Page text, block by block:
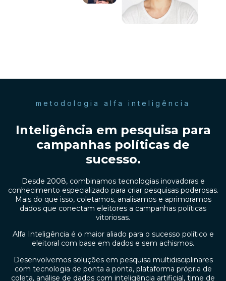
metodologia alfa inteligência
Inteligência em pesquisa para
campanhas políticas de
sucesso.
Desde 2008, combinamos tecnologias inovadoras e
conhecimento especializado para criar pesquisas poderosas.
Mais do que isso, coletamos, analisamos e aprimoramos
dados que conectam eleitores a campanhas políticas
vitoriosas.
Alfa Inteligência é o maior aliado para o sucesso político e
eleitoral com base em dados e sem achismos.
Desenvolvemos soluções em pesquisa multidisciplinares
com tecnologia de ponta a ponta, plataforma própria de
coleta, análise de dados com inteligência artificial, time de